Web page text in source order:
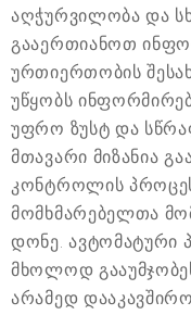
აღჭურვილობა და
გააერთიანოთ
ურთიერთობის
უწყობს
უფრო ზუსტ და
მთავარი მიზანია
კონტროლის
მომხმარებელთა
დონე. ავტომატური
მხოლოდ
არამედ